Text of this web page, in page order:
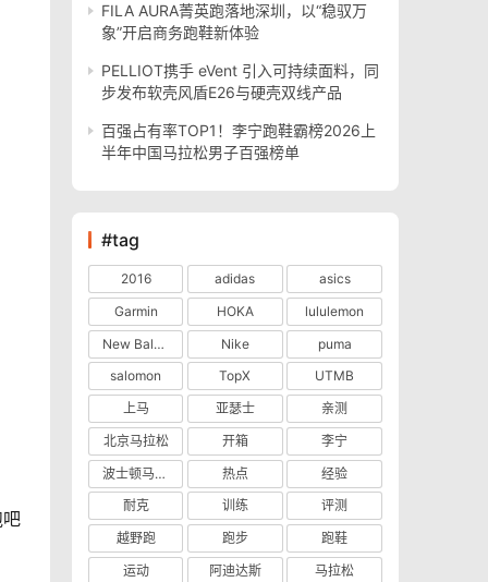
FILA AURA菁英跑落地深圳，以“稳驭万
象”开启商务跑鞋新体验
PELLIOT携手 eVent 引入可持续面料，同
步发布软壳风盾E26与硬壳双线产品
百强占有率TOP1！李宁跑鞋霸榜2026上
半年中国马拉松男子百强榜单
#tag
2016 adidas
asics
Garmin
HOKA
lululemon
New Balance
Nike
puma
salomon
TopX
UTMB
上马
亚瑟士
亲测
北京马拉松
开箱
李宁
波士顿马拉松
热点
经验
耐克
训练
评测
越野跑
跑步
跑鞋
运动
阿迪达斯 马拉松